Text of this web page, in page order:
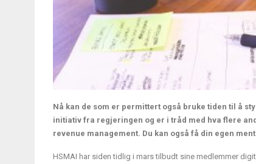
Nå kan de som er permittert også bruke tiden til å
initiativ fra regjeringen og er i tråd med hva flere
revenue management. Du kan også få din egen
HSMAI har siden tidlig i mars tilbudt sine medlemmer